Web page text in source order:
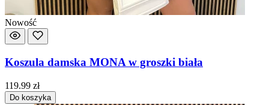
Nowość
Koszula damska MONA w groszki biała
119.99 zł
Do koszyka